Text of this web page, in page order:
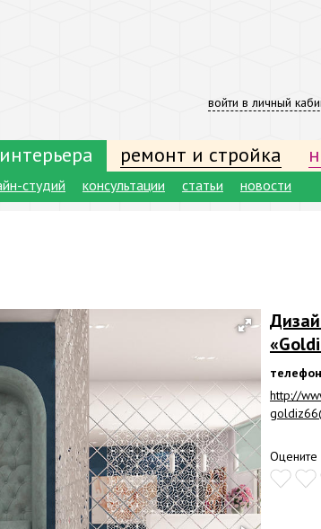
войти в личный
ремонт и стройка
студий консультации статьи новости
http://
Оцените